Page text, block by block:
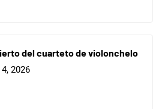
del cuarteto de violonchelo
2026